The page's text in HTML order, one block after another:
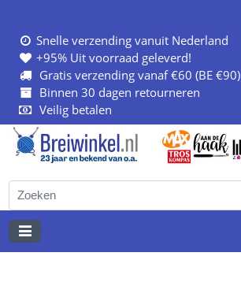
Snelle verzending vanuit Nederland
+95% Uit voorraad geleverd!
Gratis verzending vanaf €60 (BE €90)
Binnen 30 dagen retourneren
Veilig betalen